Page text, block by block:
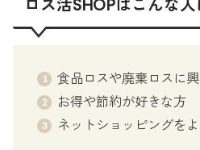
ロス活SHOPはこんな人
食品ロスや廃棄ロスに
お得や節約が好きな方
ネットショッピングを